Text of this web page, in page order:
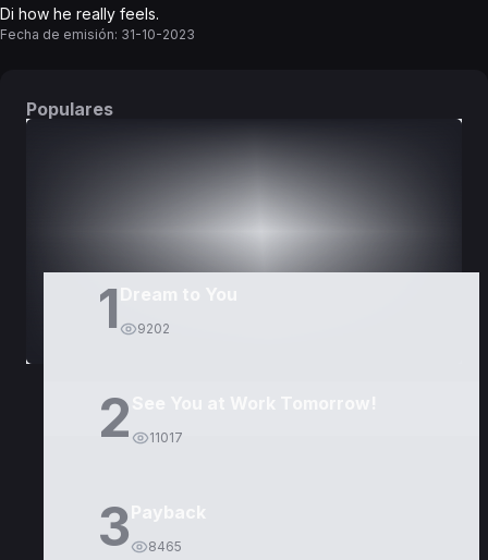
Di how he really feels.
Fecha de emisión: 31-10-2023
Populares
1 9202
2 11017
3 8465